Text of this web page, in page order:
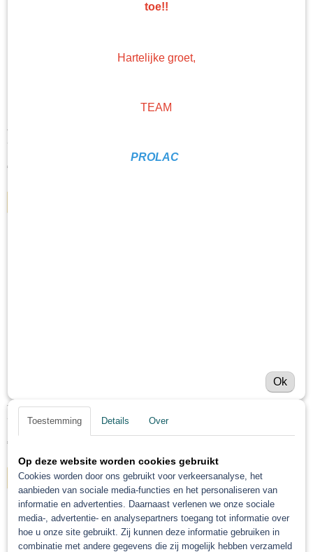
Troton 1k basislak 1 liter ral 9005
Troton 1k basislak 1 liter Ral 9005 1k autolak zwart snel…
€ 50,60
Troton Autolak 2k ral 9005 1 liter
Troton Autolak 2k ral 9005 Troton 2k autolak tiefzwart en…
€ 39,92
IN WINKELWAGEN
toe!!
Hartelijke groet,
TEAM
PROLAC
Ok
Toestemming Details Over
Op deze website worden cookies gebruikt
Cookies worden door ons gebruikt voor verkeersanalyse, het
aanbieden van sociale media-functies en het personaliseren van
informatie en advertenties. Daarnaast verlenen we onze sociale
media-, advertentie- en analysepartners toegang tot informatie over
hoe u onze site gebruikt. Zij kunnen deze informatie gebruiken in
combinatie met andere gegevens die zij mogelijk hebben verzameld